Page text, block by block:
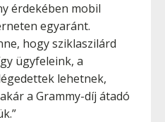
érdekében mobil
egyaránt.
hogy sziklaszilárd
ügyfeleink, a
lehetnek,
a Grammy-díj átadó